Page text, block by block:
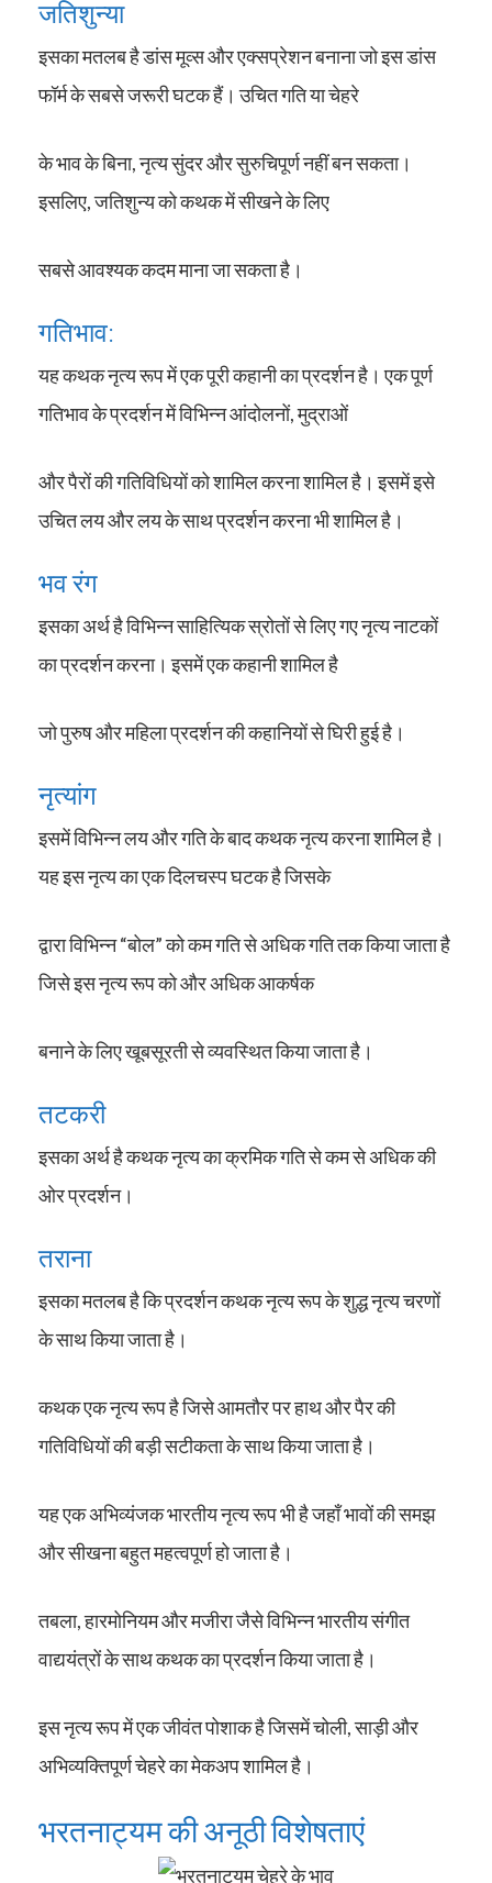
जतिशुन्या
इसका मतलब है डांस मूव्स और एक्सप्रेशन बनाना जो इस डांस
फॉर्म के सबसे जरूरी घटक हैं। उचित गति या चेहरे
के भाव के बिना, नृत्य सुंदर और सुरुचिपूर्ण नहीं बन सकता।
इसलिए, जतिशुन्य को कथक में सीखने के लिए
सबसे आवश्यक कदम माना जा सकता है।
गतिभाव:
यह कथक नृत्य रूप में एक पूरी कहानी का प्रदर्शन है। एक पूर्ण
गतिभाव के प्रदर्शन में विभिन्न आंदोलनों, मुद्राओं
और पैरों की गतिविधियों को शामिल करना शामिल है। इसमें इसे
उचित लय और लय के साथ प्रदर्शन करना भी शामिल है।
भव रंग
इसका अर्थ है विभिन्न साहित्यिक स्रोतों से लिए गए नृत्य नाटकों
का प्रदर्शन करना। इसमें एक कहानी शामिल है
जो पुरुष और महिला प्रदर्शन की कहानियों से घिरी हुई है।
नृत्यांग
इसमें विभिन्न लय और गति के बाद कथक नृत्य करना शामिल है।
यह इस नृत्य का एक दिलचस्प घटक है जिसके
द्वारा विभिन्न “बोल” को कम गति से अधिक गति तक किया जाता है
जिसे इस नृत्य रूप को और अधिक आकर्षक
बनाने के लिए खूबसूरती से व्यवस्थित किया जाता है।
तटकरी
इसका अर्थ है कथक नृत्य का क्रमिक गति से कम से अधिक की
ओर प्रदर्शन।
तराना
इसका मतलब है कि प्रदर्शन कथक नृत्य रूप के शुद्ध नृत्य चरणों
के साथ किया जाता है।
कथक एक नृत्य रूप है जिसे आमतौर पर हाथ और पैर की
गतिविधियों की बड़ी सटीकता के साथ किया जाता है।
यह एक अभिव्यंजक भारतीय नृत्य रूप भी है जहाँ भावों की समझ
और सीखना बहुत महत्वपूर्ण हो जाता है।
तबला, हारमोनियम और मजीरा जैसे विभिन्न भारतीय संगीत
वाद्ययंत्रों के साथ कथक का प्रदर्शन किया जाता है।
इस नृत्य रूप में एक जीवंत पोशाक है जिसमें चोली, साड़ी और
अभिव्यक्तिपूर्ण चेहरे का मेकअप शामिल है।
भरतनाट्यम की अनूठी विशेषताएं